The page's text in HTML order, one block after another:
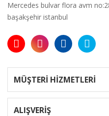
Mercedes bulvar flora avm
başakşehir istanbul
MÜŞTERİ HİZMETLERİ
ALIŞVERİŞ